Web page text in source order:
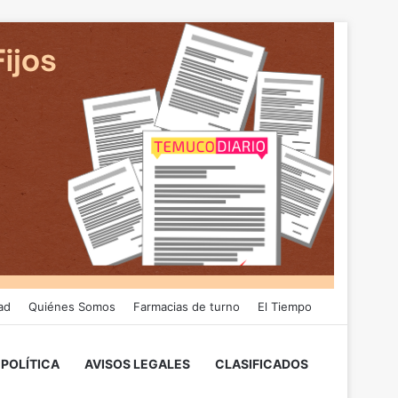
Quiénes Somos Farmacias de turno El Tiempo
POLÍTICA AVISOS LEGALES CLASIFICADOS